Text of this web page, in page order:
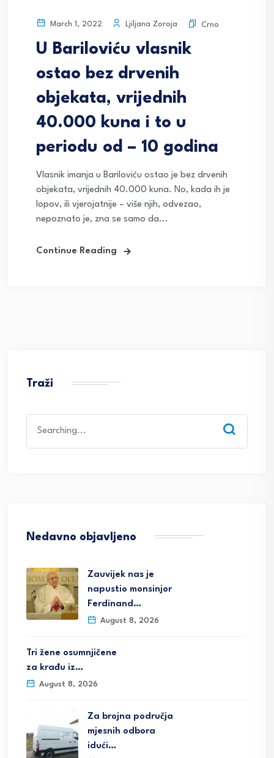
March 1, 2022 Ljiljana Zoroja Crno
U Bariloviću vlasnik
ostao bez drvenih
objekata, vrijednih
40.000 kuna i to u
periodu od – 10 godina
Vlasnik imanja u Bariloviću ostao je bez drvenih
objekata, vrijednih 40.000 kuna. No, kada ih je
lopov, ili vjerojatnije – više njih, odvezao,
nepoznato je, zna se samo da...
Continue Reading
Traži
for:
Nedavno objavljeno
Zauvijek nas je
napustio monsinjor
Ferdinand…
August 8, 2026
Tri žene osumnjičene
za krađu iz…
August 8, 2026
Za brojna područja
mjesnih odbora
idući…